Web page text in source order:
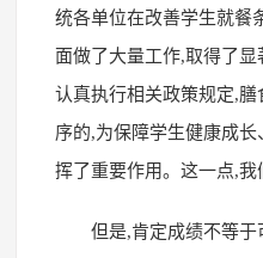
统各单位在改善学生就餐
面做了大量工作,取得了
认真执行相关政策规定,
序的,为保障学生健康成
挥了重要作用。这一点,我
但是,肯定成绩不等